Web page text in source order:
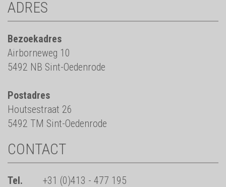
ADRES
Bezoekadres
Airborneweg 10
5492 NB Sint-Oedenrode
Postadres
Houtsestraat 26
5492 TM Sint-Oedenrode
CONTACT
Tel.
+31 (0)413 - 477 195